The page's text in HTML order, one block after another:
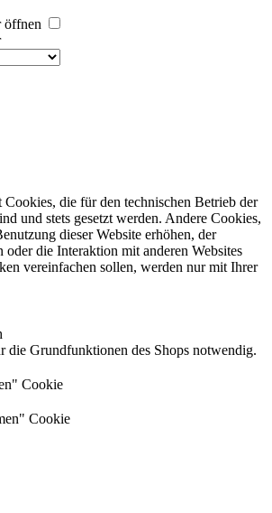
öffnen
Cookies, die für den technischen Betrieb der
und stets gesetzt werden. Andere Cookies,
dieser Website erhöhen, der
die Interaktion mit anderen Websites
vereinfachen sollen, werden nur mit Ihrer
die Grundfunktionen des Shops notwendig.
Cookie
Cookie